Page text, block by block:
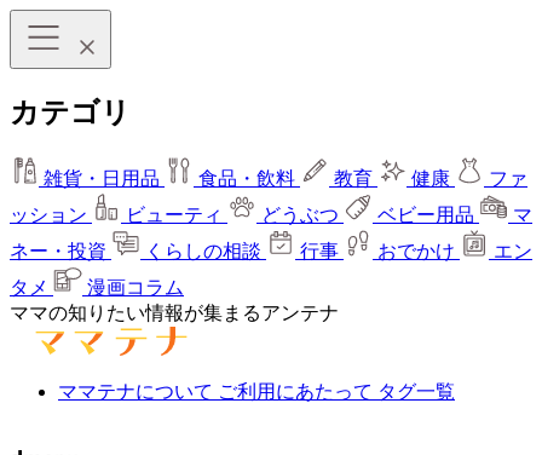
カテゴリ
雑貨・日用品 食品・飲料 教育 健康
ファ
ッション
ビューティ どうぶつ ベビー用品
マ
ネー・投資
くらしの相談 行事 おでかけ
エン
タメ
漫画コラム
ママの知りたい情報が集まるアンテナ
ママテナについて ご利用にあたって タグ一覧